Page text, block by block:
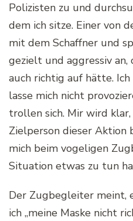
Polizisten zu und
dem ich sitze. Einer von
mit dem Schaffner und
gezielt und aggressiv an,
auch richtig auf hätte.
lasse mich nicht
trollen sich. Mir wird
Zielperson dieser Aktion
mich beim vogeligen
Situation etwas zu tun
Der Zugbegleiter meint,
ich „meine Maske nicht